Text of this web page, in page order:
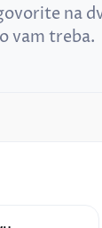
na
vam treba.